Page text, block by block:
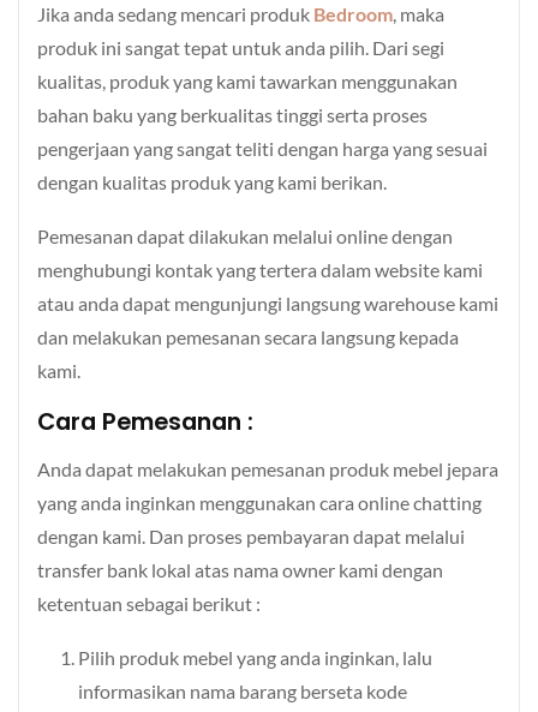
Jika anda sedang mencari produk Bedroom , maka
produk ini sangat tepat untuk anda pilih. Dari segi
kualitas, produk yang kami tawarkan menggunakan
bahan baku yang berkualitas tinggi serta proses
pengerjaan yang sangat teliti dengan harga yang sesuai
dengan kualitas produk yang kami berikan.
Pemesanan dapat dilakukan melalui online dengan
menghubungi kontak yang tertera dalam website kami
atau anda dapat mengunjungi langsung warehouse kami
dan melakukan pemesanan secara langsung kepada
kami.
Cara Pemesanan :
Anda dapat melakukan pemesanan produk mebel jepara
yang anda inginkan menggunakan cara online chatting
dengan kami. Dan proses pembayaran dapat melalui
transfer bank lokal atas nama owner kami dengan
ketentuan sebagai berikut :
Pilih produk mebel yang anda inginkan, lalu
informasikan nama barang berseta kode